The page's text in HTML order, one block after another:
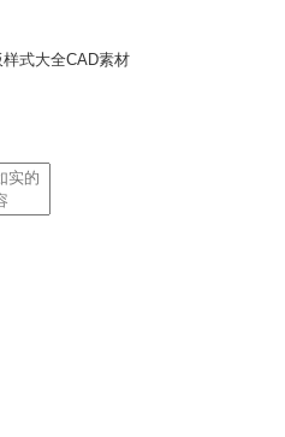
样式大全CAD素材